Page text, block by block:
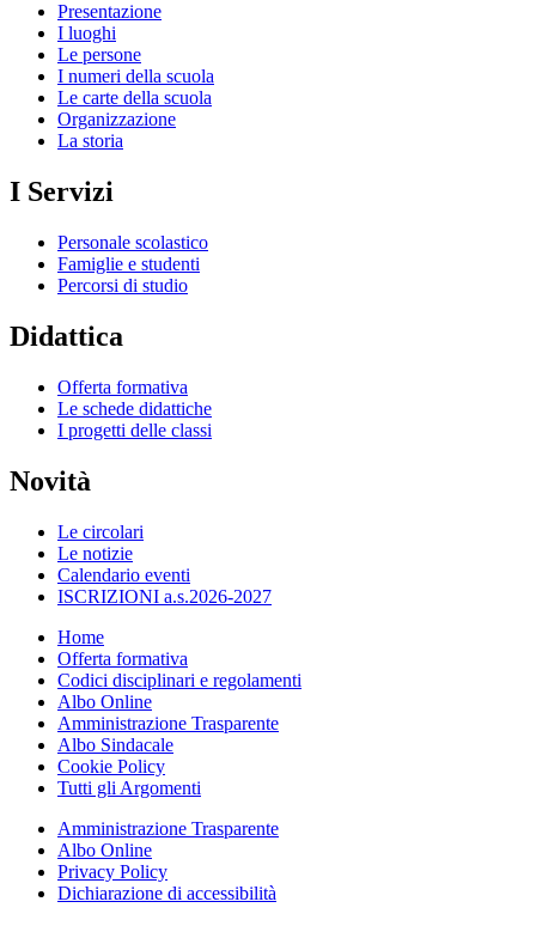
Presentazione
I luoghi
Le persone
I numeri della scuola
Le carte della scuola
Organizzazione
La storia
I Servizi
Personale scolastico
Famiglie e studenti
Percorsi di studio
Didattica
Offerta formativa
Le schede didattiche
I progetti delle classi
Novità
Le circolari
Le notizie
Calendario eventi
ISCRIZIONI a.s.2026-2027
Home
Offerta formativa
Codici disciplinari e regolamenti
Albo Online
Amministrazione Trasparente
Albo Sindacale
Cookie Policy
Tutti gli Argomenti
Amministrazione Trasparente
Albo Online
Privacy Policy
Dichiarazione di accessibilità